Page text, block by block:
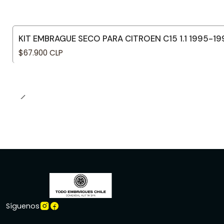
KIT EMBRAGUE SECO PARA CITROEN C15 1.1 1995-
$67.900 CLP
Síguenos